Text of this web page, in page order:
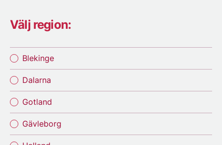
Välj region:
Blekinge
Dalarna
Gotland
Gävleborg